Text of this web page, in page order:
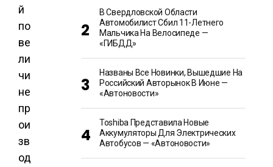
й
по
ве
ли
чи
не
пр
ои
зв
од
В Свердловской Области
Автомобилист Сбил 11-Летнего
Мальчика На Велосипеде —
«ГИБДД»
Названы Все Новинки, Вышедшие На
Российский Авторынок В Июне —
«Автоновости»
Toshiba Представила Новые
Аккумуляторы Для Электрических
Автобусов — «Автоновости»